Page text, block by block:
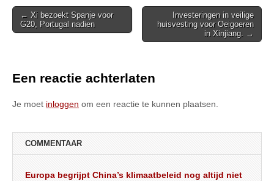
Post
navigation
← Xi bezoekt Spanje voor
G20, Portugal nadien
Investeringen in veilige
huisvesting voor Oeigoeren
in Xinjiang. →
Een reactie achterlaten
Je moet inloggen om een reactie te kunnen plaatsen.
COMMENTAAR
Europa begrijpt China’s klimaatbeleid nog altijd niet